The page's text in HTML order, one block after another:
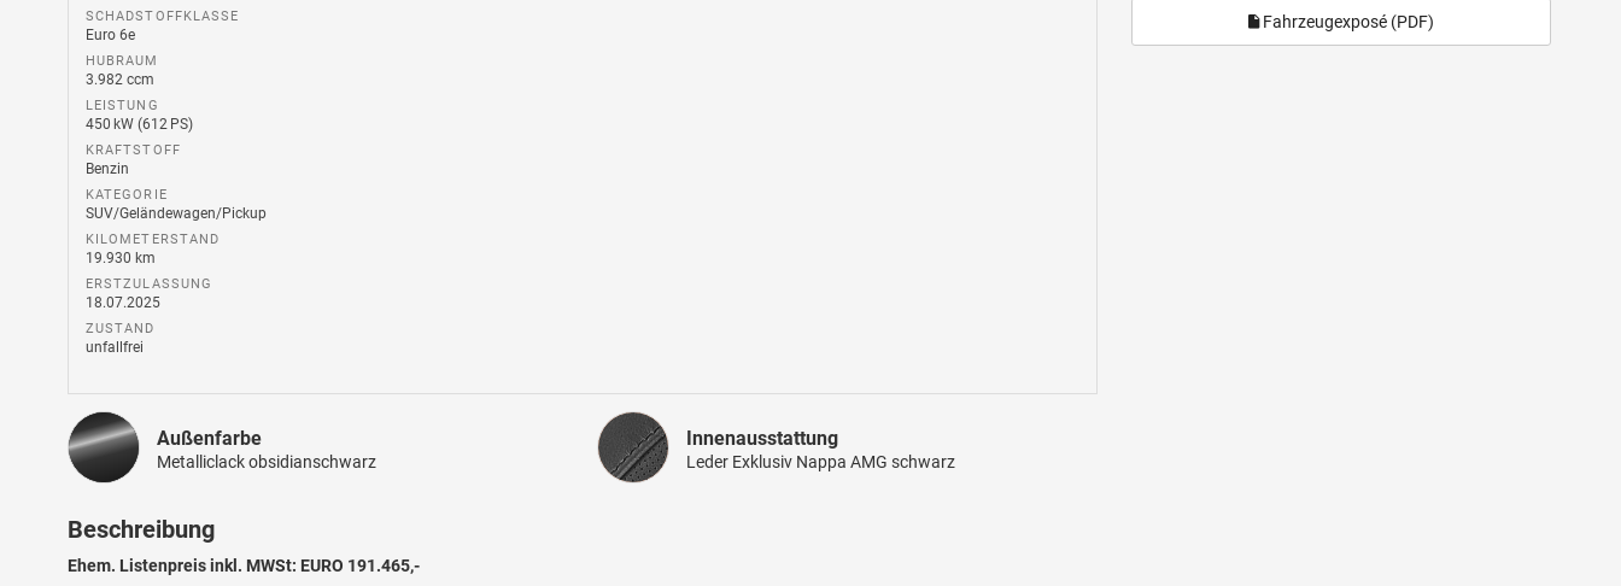
Fahrzeugexposé (PDF)
SCHADSTOFFKLASSE
Euro 6e
HUBRAUM
3.982 ccm
LEISTUNG
450 kW (612 PS)
KRAFTSTOFF
Benzin
KATEGORIE
SUV/Geländewagen/Pickup
KILOMETERSTAND
19.930 km
ERSTZULASSUNG
18.07.2025
ZUSTAND
unfallfrei
Außenfarbe
Metalliclack obsidianschwarz
Innenausstattung
Innenausstattung
Leder Exklusiv Nappa AMG schwarz
Beschreibung
Ehem. Listenpreis inkl. MWSt: EURO 191.465,-